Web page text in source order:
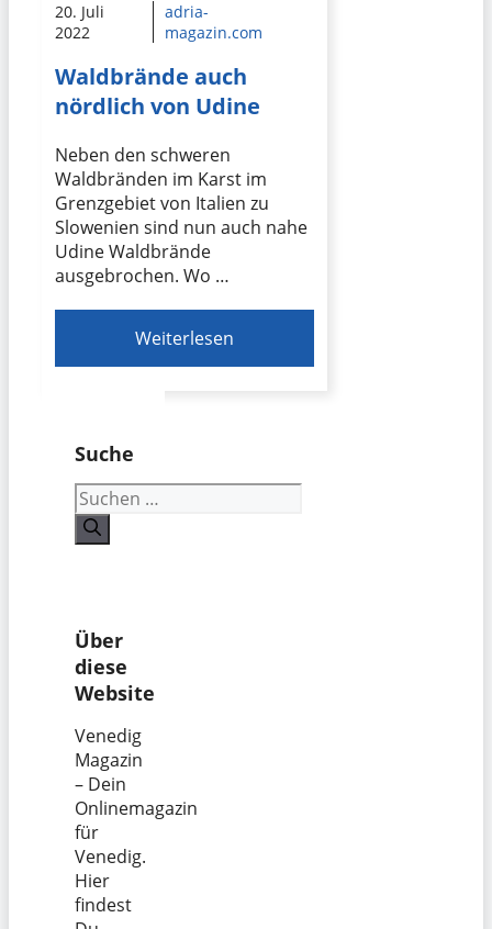
20. Juli
2022
adria-
magazin.com
Waldbrände auch
nördlich von Udine
Neben den schweren
Waldbränden im Karst im
Grenzgebiet von Italien zu
Slowenien sind nun auch nahe
Udine Waldbrände
ausgebrochen. Wo …
Weiterlesen
Suche
Suchen
nach:
Über
diese
Website
Venedig
Magazin
– Dein
Onlinemagazin
für
Venedig.
Hier
findest